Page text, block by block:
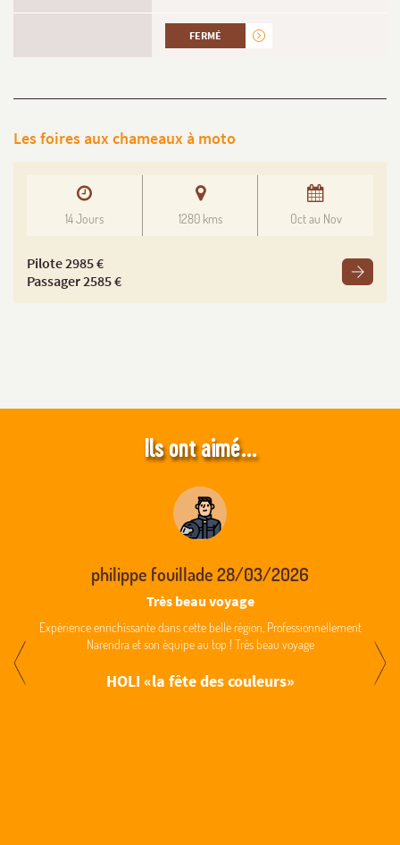
FERMÉ
Les foires aux chameaux à moto
14 Jours 1280 kms Oct au Nov
Pilote 2985 €
Passager 2585 €
Ils ont aimé...
philippe fouillade28/03/2026
Très beau voyage
Expérience enrichissante dans cette belle région, Professionnellement
Narendra et son équipe au top ! Très beau voyage
HOLI «la fête des couleurs»